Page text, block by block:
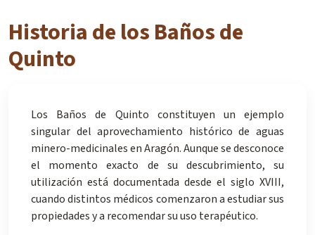
Historia de los Baños de
Quinto
Los Baños de Quinto constituyen un ejemplo
singular del aprovechamiento histórico de aguas
minero-medicinales en Aragón. Aunque se desconoce
el momento exacto de su descubrimiento, su
utilización está documentada desde el siglo XVIII,
cuando distintos médicos comenzaron a estudiar sus
propiedades y a recomendar su uso terapéutico.